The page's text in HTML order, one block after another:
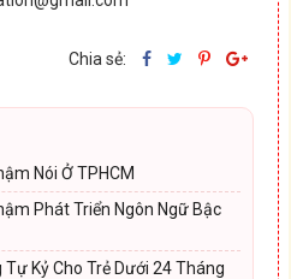
Chia sẻ:
Nói Ở TPHCM
Phát Triển Ngôn Ngữ Bậc
Kỷ Cho Trẻ Dưới 24 Tháng